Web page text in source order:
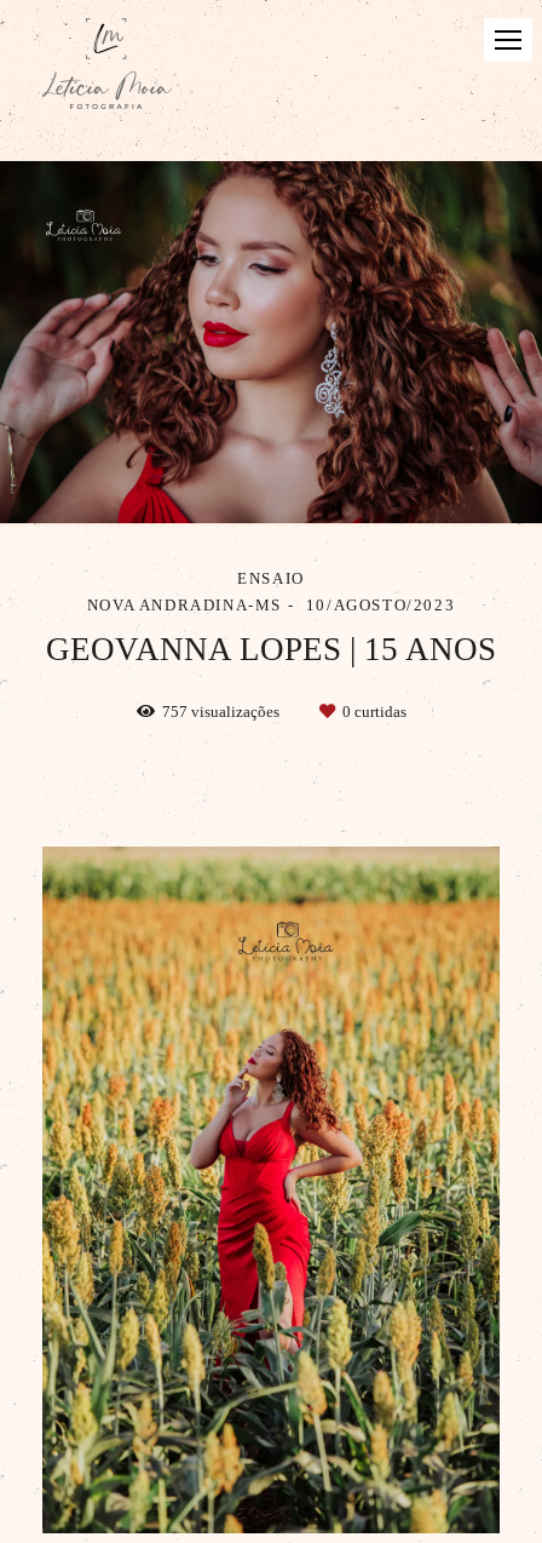
ENSAIO
NOVA ANDRADINA-MS
10/AGOSTO/2023
GEOVANNA LOPES | 15 ANOS
757 visualizações 0 curtidas